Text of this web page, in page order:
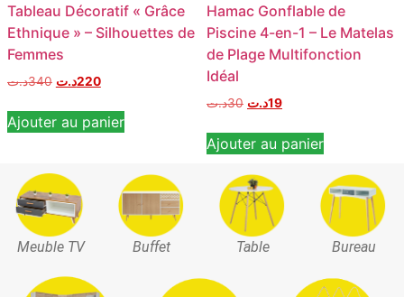
Tableau Décoratif « Grâce
Ethnique » – Silhouettes de
Femmes
340د.ت 220د.ت
Ajouter au panier
Hamac Gonflable de
Piscine 4-en-1 – Le Matelas
de Plage Multifonction
Idéal
30د.ت 19د.ت
Ajouter au panier
Meuble TV Buffet Table Bureau